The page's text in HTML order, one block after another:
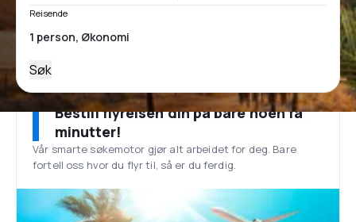
Reisende
Søk
Bestill flyreisen din på bare noen få
minutter!
Vår smarte søkemotor gjør alt arbeidet for deg. Bare
fortell oss hvor du flyr til, så er du ferdig.